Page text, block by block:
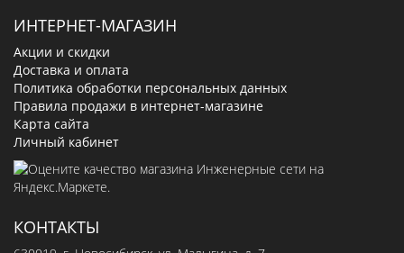
ИНТЕРНЕТ-МАГАЗИН
Акции и скидки
Доставка и оплата
Политика обработки персональных данных
Правила продажи в интернет-магазине
Карта сайта
Личный кабинет
КОНТАКТЫ